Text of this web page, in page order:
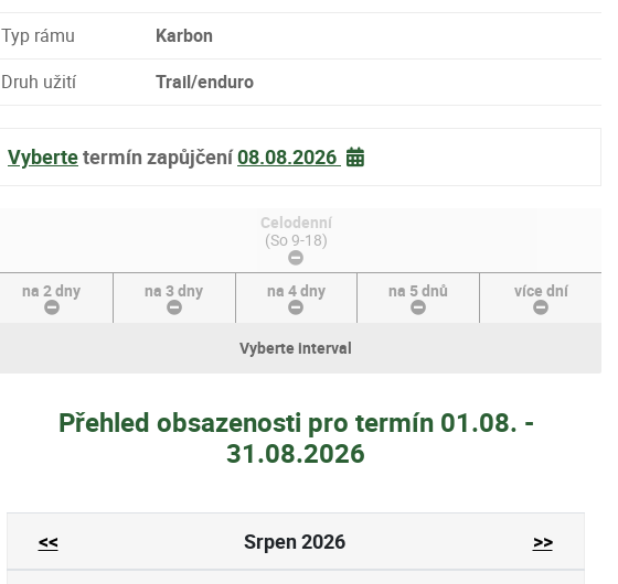
Typ rámu
Karbon
Druh užití
Trail/enduro
Vybertetermín zapůjčení08.08.2026
Celodenní
(So 9-18)
na 2 dny na 3 dny na 4 dny na 5 dnů více dní
Vyberte interval
Přehled obsazenosti pro termín 01.08. -
31.08.2026
<< Srpen 2026 >>